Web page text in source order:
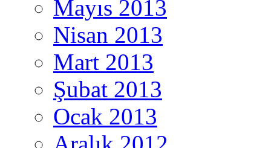
Mayıs 2013
Nisan 2013
Mart 2013
Şubat 2013
Ocak 2013